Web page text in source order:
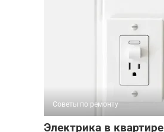
Советы по ремонту
Электрика в квартире